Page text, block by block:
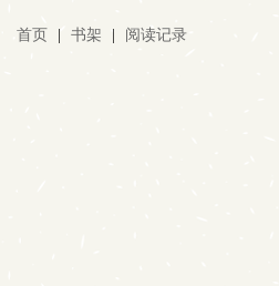
首页 书架 阅读记录